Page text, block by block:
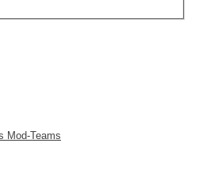
Mod-Teams